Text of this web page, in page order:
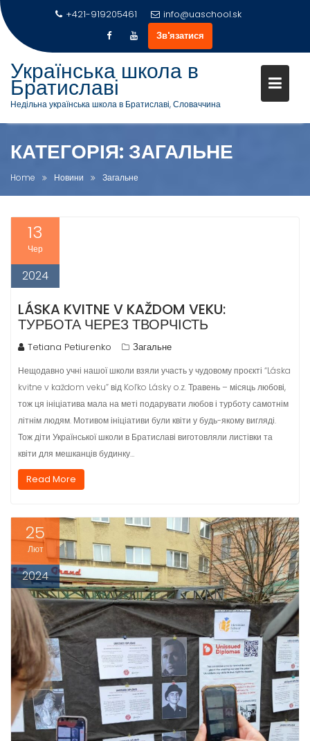
content
+421-919205461
info@uaschool.sk
Зв'язатися
Українська школа в
Братиславі
Недільна українська школа в Братиславі, Словаччина
КАТЕГОРІЯ: ЗАГАЛЬНЕ
Home Новини Загальне
13
Чер
2024
LÁSKA KVITNE V KAŽDOM VEKU:
ТУРБОТА ЧЕРЕЗ ТВОРЧІСТЬ
Tetiana Petiurenko Загальне
Нещодавно учні нашої школи взяли участь у чудовому проєкті “Láska
kvitne v každom veku” від Koľko Lásky o.z. Травень – місяць любові,
тож ця ініціатива мала на меті подарувати любов і турботу самотнім
літнім людям. Мотивом ініціативи були квіти у будь-якому вигляді.
Тож діти Української школи в Братиславі виготовляли листівки та
квіти для мешканців будинку…
Read More
25
Лют
2024